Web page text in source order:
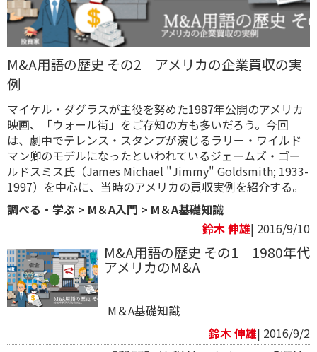
M&A用語の歴史 その2 アメリカの企業買収の実
例
マイケル・ダグラスが主役を努めた1987年公開のアメリカ
映画、「ウォール街」をご存知の方も多いだろう。今回
は、劇中でテレンス・スタンプが演じるラリー・ワイルド
マン卿のモデルになったといわれているジェームズ・ゴー
ルドスミス氏（James Michael "Jimmy" Goldsmith; 1933-
1997）を中心に、当時のアメリカの買収実例を紹介する。
調べる・学ぶ > M＆A入門 > M＆A基礎知識
鈴木 伸雄| 2016/9/10
M&A用語の歴史 その1 1980年代
アメリカのM&A
M＆A基礎知識
鈴木 伸雄| 2016/9/2